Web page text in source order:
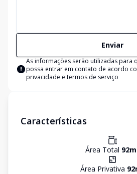
Enviar
As informações serão utilizadas para
possa entrar em contato de acordo
privacidade e termos de serviço
Características
Área Total 92
Área Privativa 92